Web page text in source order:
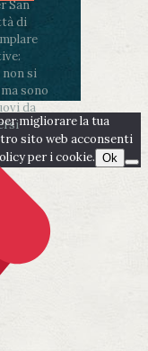
San
di
non si
sono
da
migliorare la tua
sito web acconsenti
per i cookie. Ok